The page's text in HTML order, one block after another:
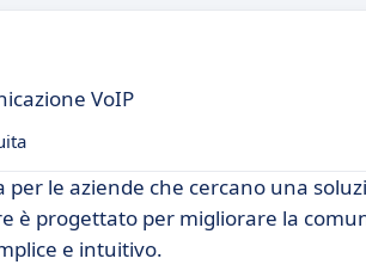
VoIP
le aziende che cercano una
è progettato per migliorare la
e intuitivo.